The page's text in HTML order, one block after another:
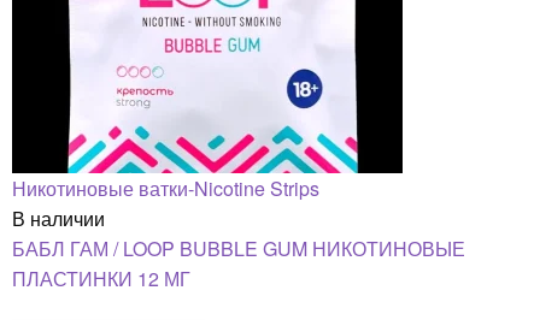
Никотиновые ватки-Nicotine Strips
В наличии
БАБЛ ГАМ / LOOP BUBBLE GUM НИКОТИНОВЫЕ
ПЛАСТИНКИ 12 МГ